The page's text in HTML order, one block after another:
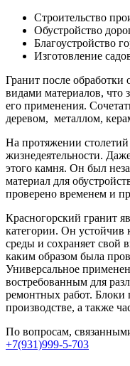
Строительство
Обустройство
Благоустройство
Изготовление
Гранит после обработки
видами материалов, что
его применения.
деревом, металлом,
На протяжении столетий
жизнедеятельности.
этого камня. Он был
материал для
проверено временем и
Красногорский гранит
категории. Он
среды и сохраняет свой
каким образом была
Универсальное
востребованным для
ремонтных работ.
производстве, а также
По вопросам,
+7(931)999-5-703